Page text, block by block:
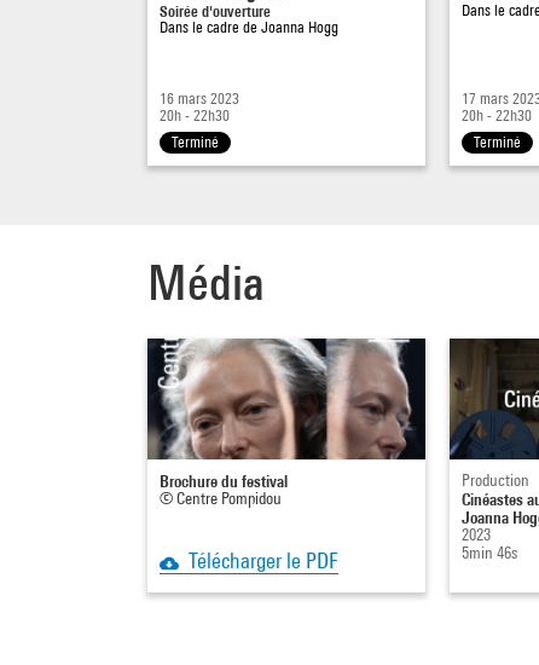
Soirée d'ouverture
Dans le cadre de Joanna Hogg
16 mars 2023
20h - 22h30
Terminé
Dans le
17 mars
20h - 22h30
Terminé
Média
Brochure du festival
© Centre Pompidou
Télécharger le PDF
Production
Cinéastes
Joanna
2023
5min 46s